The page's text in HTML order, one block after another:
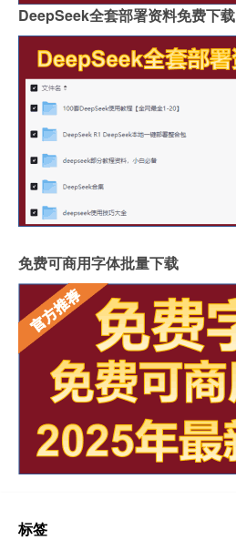
DeepSeek全套部署资料免费下载
免费可商用字体批量下载
标签